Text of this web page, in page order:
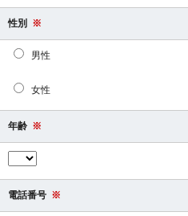
性別 ※
男性
女性
年齢 ※
電話番号 ※